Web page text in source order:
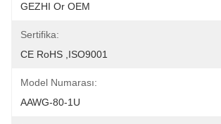
GEZHI Or OEM
Sertifika:
CE RoHS ,ISO9001
Model Numarası:
AAWG-80-1U